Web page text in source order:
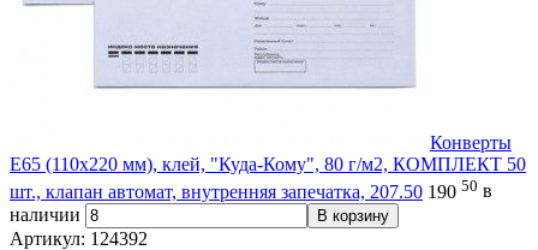
Конверты
Е65 (110х220 мм), клей, "Куда-Кому", 80 г/м2, КОМПЛЕКТ 50
шт., клапан автомат, внутренняя запечатка, 207.50 190 50 в
наличии
В корзину
Артикул: 124392